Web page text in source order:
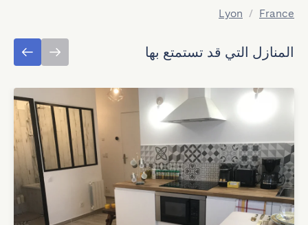
France
/
Lyon
المنازل التي قد تستمتع بها